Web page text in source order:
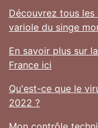
Découvrez tous
variole du singe
En savoir plus sur
France ici
Qu'est-ce que le
2022 ?